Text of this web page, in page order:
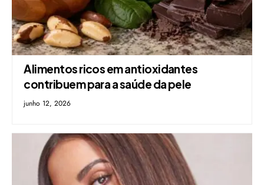
Alimentos ricos em antioxidantes
contribuem para a saúde da pele
junho 12, 2026